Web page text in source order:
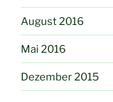
August 2016
Mai 2016
Dezember 2015